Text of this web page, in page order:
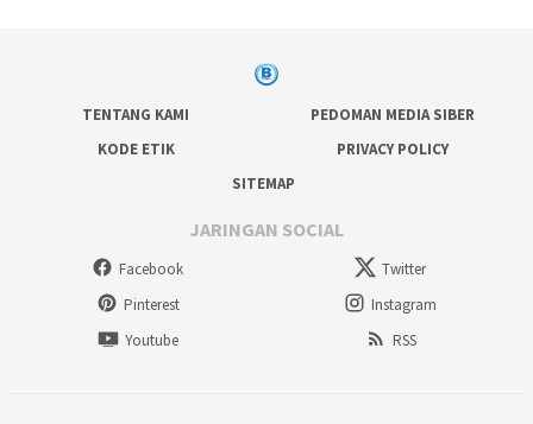
TENTANG KAMI
PEDOMAN MEDIA SIBER
KODE ETIK
PRIVACY POLICY
SITEMAP
JARINGAN SOCIAL
Facebook
Twitter
Pinterest
Instagram
Youtube
RSS